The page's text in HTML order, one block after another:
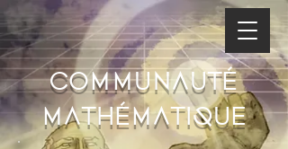
Communauté
mathématique